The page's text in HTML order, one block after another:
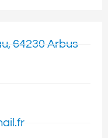
64230 Arbus